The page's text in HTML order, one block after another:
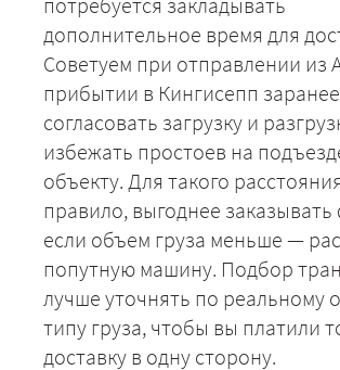
дополнительное время для
Советуем при отправлении из
прибытии в Кингисепп заранее
согласовать загрузку и
избежать простоев на
объекту. Для такого
правило, выгоднее заказывать
если объем груза меньше —
попутную машину. Подбор
лучше уточнять по реальному
типу груза, чтобы вы платили
доставку в одну сторону.
+7 (499)